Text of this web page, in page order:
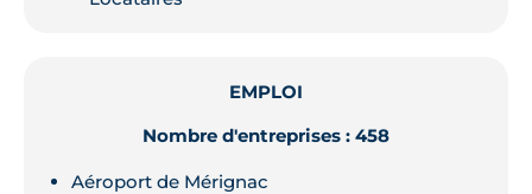
EMPLOI
Nombre d'entreprises : 458
Aéroport de Mérignac